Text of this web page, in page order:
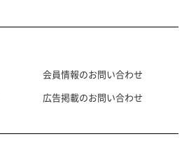
会員情報のお問い合わせ
広告掲載のお問い合わせ